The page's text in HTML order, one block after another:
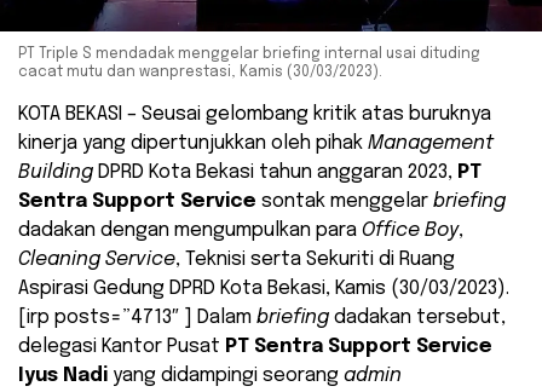
PT Triple S mendadak menggelar briefing internal usai dituding
cacat mutu dan wanprestasi, Kamis (30/03/2023).
KOTA BEKASI – Seusai gelombang kritik atas buruknya
kinerja yang dipertunjukkan oleh pihak Management
Building DPRD Kota Bekasi tahun anggaran 2023, PT
Sentra Support Service sontak menggelar briefing
dadakan dengan mengumpulkan para Office Boy,
Cleaning Service, Teknisi serta Sekuriti di Ruang
Aspirasi Gedung DPRD Kota Bekasi, Kamis (30/03/2023).
[irp posts=”4713″ ] Dalam briefing dadakan tersebut,
delegasi Kantor Pusat PT Sentra Support Service
Iyus Nadi yang didampingi seorang admin